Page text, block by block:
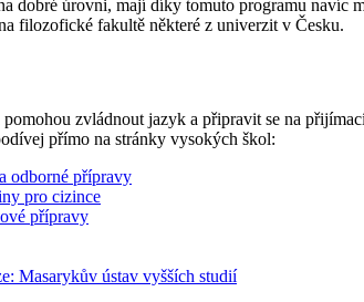
dobré úrovni, mají díky tomuto programu navíc
filozofické fakultě některé z univerzit v Česku.
zvládnout jazyk a připravit se na
přímo na stránky vysokých škol:
odborné přípravy
pro cizince
přípravy
Masarykův ústav vyšších studií